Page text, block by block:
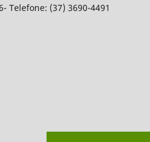
Telefone: (37) 3690-4491